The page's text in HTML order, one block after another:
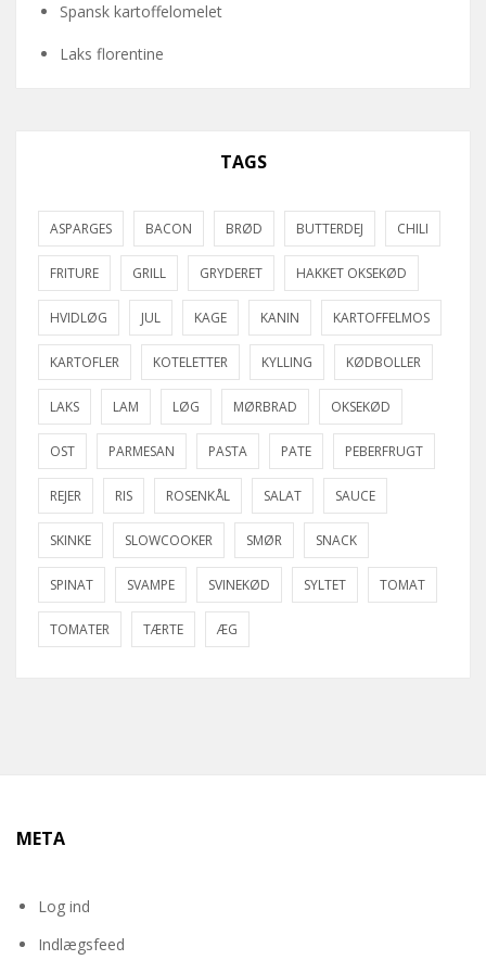
Spansk kartoffelomelet
Laks florentine
TAGS
ASPARGES BACON BRØD BUTTERDEJ CHILI
FRITURE GRILL GRYDERET HAKKET OKSEKØD
HVIDLØG JUL KAGE KANIN KARTOFFELMOS
KARTOFLER KOTELETTER KYLLING KØDBOLLER
LAKS LAM LØG MØRBRAD OKSEKØD
OST PARMESAN PASTA PATE PEBERFRUGT
REJER RIS ROSENKÅL SALAT SAUCE
SKINKE SLOWCOOKER SMØR SNACK
SPINAT SVAMPE SVINEKØD SYLTET TOMAT
TOMATER TÆRTE ÆG
META
Log ind
Indlægsfeed